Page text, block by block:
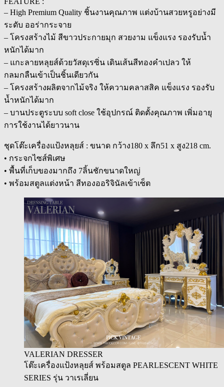
– High Premium Quality ชิ้นงานคุณภาพ แต่งบ้านสวยหรูอย่างมี
ระดับ ออร่ากระจาย
– โครงสร้างไม้ สีขาวประกายมุก สวยงาม แข็งแรง รองรับน้ำ
หนักได้มาก
– แกะลายหลุยส์ด้วยวัสดุเรซิ่น เดินเส้นสีทองคำเปลว ให้
กลมกลืนเข้าเป็นชิ้นเดียวกัน
– โครงสร้างผลิตจากไม้จริง ให้ความคลาสสิค แข็งแรง รองรับ
น้ำหนักได้มาก
– บานประตูระบบ soft close ใช้อุปกรณ์ ติดตั้งคุณภาพ เพิ่มอายุ
การใช้งานได้ยาวนาน
ชุดโต๊ะเครื่องแป้งหลุยส์ : ขนาด กว้าง180 x ลึก51 x สูง218 cm.
• กระจกไซส์พิเศษ
• พื้นที่เก็บของมากถึง 7ลิ้นชักขนาดใหญ่
• พร้อมสตูลแต่งหน้า สีทองออริจินัลเข้าเซ็ต
VALERIAN DRESSER
โต๊ะเครื่องแป้งหลุยส์ พร้อมสตูล PEARLESCENT WHITE
SERIES รุ่น วาเรเลี่ยน